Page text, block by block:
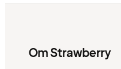
Om Strawberry